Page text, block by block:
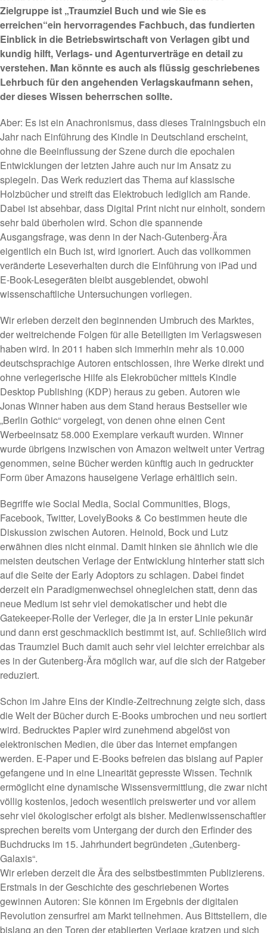
Zielgruppe ist „Traumziel Buch und wie Sie es
erreichen“ein hervorragendes Fachbuch, das fundierten
Einblick in die Betriebswirtschaft von Verlagen gibt und
kundig hilft, Verlags- und Agenturverträge en detail zu
verstehen. Man könnte es auch als flüssig geschriebenes
Lehrbuch für den angehenden Verlagskaufmann sehen,
der dieses Wissen beherrschen sollte.
Aber: Es ist ein Anachronismus, dass dieses Trainingsbuch ein
Jahr nach Einführung des Kindle in Deutschland erscheint,
ohne die Beeinflussung der Szene durch die epochalen
Entwicklungen der letzten Jahre auch nur im Ansatz zu
spiegeln. Das Werk reduziert das Thema auf klassische
Holzbücher und streift das Elektrobuch lediglich am Rande.
Dabei ist absehbar, dass Digital Print nicht nur einholt, sondern
sehr bald überholen wird. Schon die spannende
Ausgangsfrage, was denn in der Nach-Gutenberg-Ära
eigentlich ein Buch ist, wird ignoriert. Auch das vollkommen
veränderte Leseverhalten durch die Einführung von iPad und
E-Book-Lesegeräten bleibt ausgeblendet, obwohl
wissenschaftliche Untersuchungen vorliegen.
Wir erleben derzeit den beginnenden Umbruch des Marktes,
der weitreichende Folgen für alle Beteiligten im Verlagswesen
haben wird. In 2011 haben sich immerhin mehr als 10.000
deutschsprachige Autoren entschlossen, ihre Werke direkt und
ohne verlegerische Hilfe als Elekrobücher mittels Kindle
Desktop Publishing (KDP) heraus zu geben. Autoren wie
Jonas Winner haben aus dem Stand heraus Bestseller wie
„Berlin Gothic“ vorgelegt, von denen ohne einen Cent
Werbeeinsatz 58.000 Exemplare verkauft wurden. Winner
wurde übrigens inzwischen von Amazon weltweit unter Vertrag
genommen, seine Bücher werden künftig auch in gedruckter
Form über Amazons hauseigene Verlage erhältlich sein.
Begriffe wie Social Media, Social Communities, Blogs,
Facebook, Twitter, LovelyBooks & Co bestimmen heute die
Diskussion zwischen Autoren. Heinold, Bock und Lutz
erwähnen dies nicht einmal. Damit hinken sie ähnlich wie die
meisten deutschen Verlage der Entwicklung hinterher statt sich
auf die Seite der Early Adoptors zu schlagen. Dabei findet
derzeit ein Paradigmenwechsel ohnegleichen statt, denn das
neue Medium ist sehr viel demokatischer und hebt die
Gatekeeper-Rolle der Verleger, die ja in erster Linie pekunär
und dann erst geschmacklich bestimmt ist, auf. Schließlich wird
das Traumziel Buch damit auch sehr viel leichter erreichbar als
es in der Gutenberg-Ära möglich war, auf die sich der Ratgeber
reduziert.
Schon im Jahre Eins der Kindle-Zeitrechnung zeigte sich, dass
die Welt der Bücher durch E-Books umbrochen und neu sortiert
wird. Bedrucktes Papier wird zunehmend abgelöst von
elektronischen Medien, die über das Internet empfangen
werden. E-Paper und E-Books befreien das bislang auf Papier
gefangene und in eine Linearität gepresste Wissen. Technik
ermöglicht eine dynamische Wissensvermittlung, die zwar nicht
völlig kostenlos, jedoch wesentlich preiswerter und vor allem
sehr viel ökologischer erfolgt als bisher. Medienwissenschaftler
sprechen bereits vom Untergang der durch den Erfinder des
Buchdrucks im 15. Jahrhundert begründeten „Gutenberg-
Galaxis“.
Wir erleben derzeit die Ära des selbstbestimmten Publizierens.
Erstmals in der Geschichte des geschriebenen Wortes
gewinnen Autoren: Sie können im Ergebnis der digitalen
Revolution zensurfrei am Markt teilnehmen. Aus Bittstellern, die
bislang an den Toren der etablierten Verlage kratzen und sich